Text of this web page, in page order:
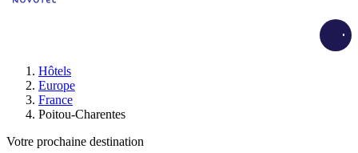
Hôtels
Europe
France
Poitou-Charentes
Votre prochaine destination